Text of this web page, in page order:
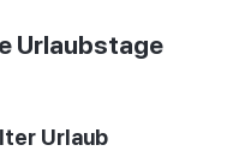
Urlaubstage
Urlaub